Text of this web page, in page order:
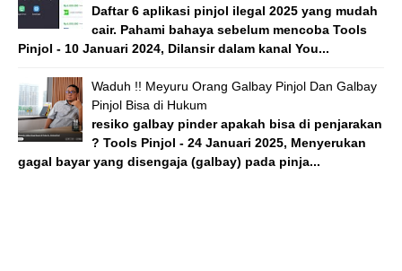
Daftar 6 aplikasi pinjol ilegal 2025 yang mudah
cair. Pahami bahaya sebelum mencoba Tools
Pinjol - 10 Januari 2024, Dilansir dalam kanal You...
Waduh !! Meyuru Orang Galbay Pinjol Dan Galbay
Pinjol Bisa di Hukum
resiko galbay pinder apakah bisa di penjarakan
? Tools Pinjol - 24 Januari 2025, Menyerukan
gagal bayar yang disengaja (galbay) pada pinja...